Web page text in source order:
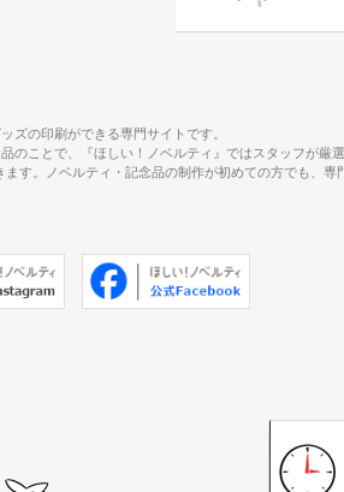
ズの印刷ができる専門サイトです。
ことで、『ほしい！ノベルティ』ではスタッフが
す。ノベルティ・記念品の制作が初めての方でも、